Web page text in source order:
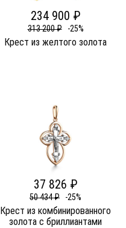
234 900 ₽
313 200 ₽ -25%
Крест из желтого золота
37 826 ₽
50 434 ₽ -25%
Крест из комбинированного
золота c бриллиантами